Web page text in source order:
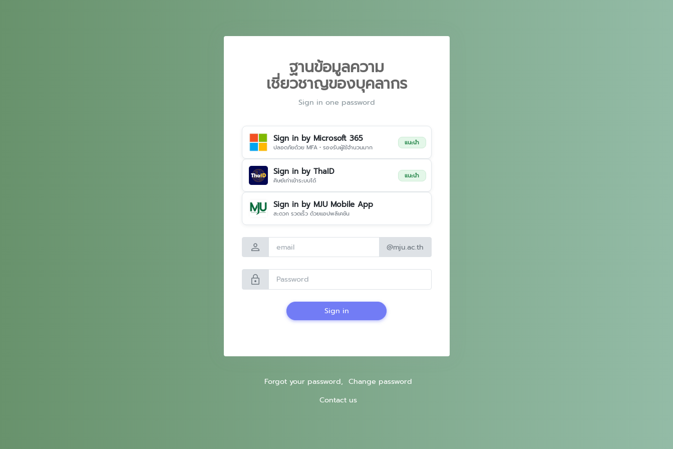
ฐานข้อมูลความ
เชี่ยวชาญของบุคลากร
Sign in one password
Sign in by Microsoft 365
ปลอดภัยด้วย MFA • รองรับผู้ใช้จำนวนมาก
แนะนำ
Sign in by ThaID
ศิษย์เก่าเข้าระบบได้
แนะนำ
Sign in by MJU Mobile App
สะดวก รวดเร็ว ด้วยแอปพลิเคชัน
person @mju.ac.th
lock
Sign in
Forgot your password, Change password
Contact us